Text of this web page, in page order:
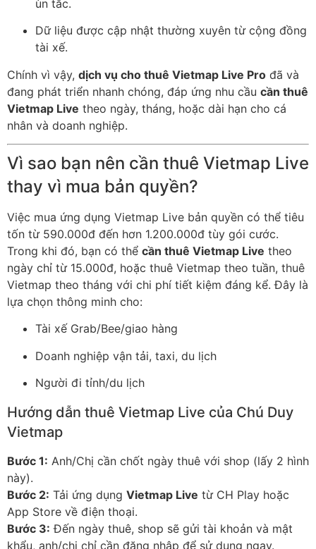
ùn tắc.
Dữ liệu được cập nhật thường xuyên từ cộng đồng
tài xế.
Chính vì vậy, dịch vụ cho thuê Vietmap Live Pro đã và
đang phát triển nhanh chóng, đáp ứng nhu cầu cần thuê
Vietmap Live theo ngày, tháng, hoặc dài hạn cho cá
nhân và doanh nghiệp.
Vì sao bạn nên cần thuê Vietmap Live
thay vì mua bản quyền?
Việc mua ứng dụng Vietmap Live bản quyền có thể tiêu
tốn từ 590.000đ đến hơn 1.200.000đ tùy gói cước.
Trong khi đó, bạn có thể cần thuê Vietmap Live theo
ngày chỉ từ 15.000đ, hoặc thuê Vietmap theo tuần, thuê
Vietmap theo tháng với chi phí tiết kiệm đáng kể. Đây là
lựa chọn thông minh cho:
Tài xế Grab/Bee/giao hàng
Doanh nghiệp vận tải, taxi, du lịch
Người đi tỉnh/du lịch
Hướng dẫn thuê Vietmap Live của Chú Duy
Vietmap
Bước 1: Anh/Chị cần chốt ngày thuê với shop (lấy 2 hình
này).
Bước 2: Tải ứng dụng Vietmap Live từ CH Play hoặc
App Store về điện thoại.
Bước 3: Đến ngày thuê, shop sẽ gửi tài khoản và mật
khẩu, anh/chị chỉ cần đăng nhập để sử dụng ngay.